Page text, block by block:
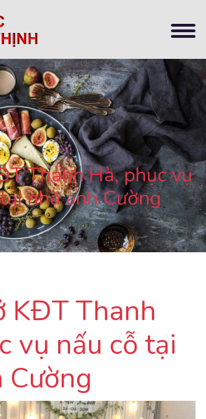
Thanh Hà, phục vụ
nhà anh Cường
KĐT Thanh
vụ nấu cỗ tại
Cường